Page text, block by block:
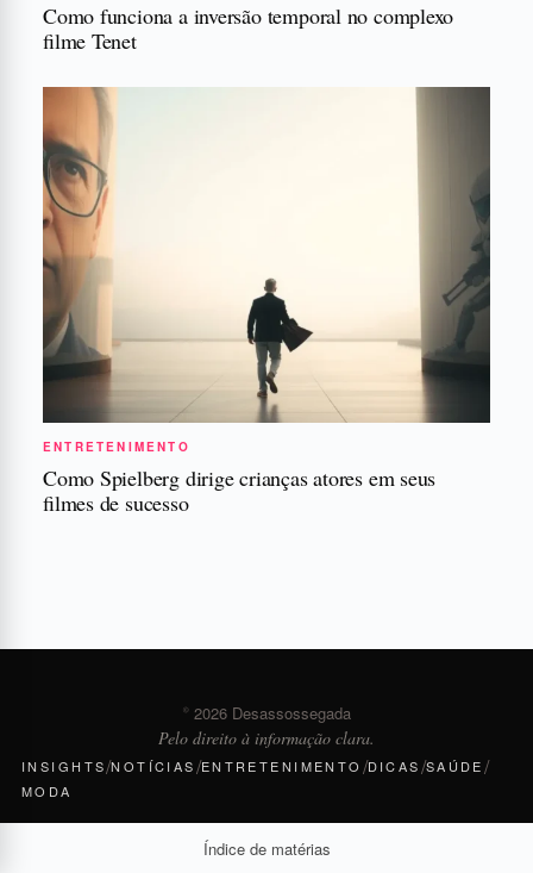
Como funciona a inversão temporal no complexo
filme Tenet
ENTRETENIMENTO
Como Spielberg dirige crianças atores em seus
filmes de sucesso
© 2026 Desassossegada
Pelo direito à informação clara.
INSIGHTS/NOTÍCIAS/ENTRETENIMENTO /DICAS/SAÚDE/
MODA
Índice de matérias